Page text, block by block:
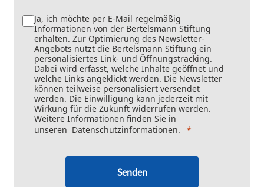
Ja, ich möchte per E-Mail regelmäßig
Informationen von der Bertelsmann Stiftung
erhalten. Zur Optimierung des Newsletter-
Angebots nutzt die Bertelsmann Stiftung ein
personalisiertes Link- und Öffnungstracking.
Dabei wird erfasst, welche Inhalte geöffnet und
welche Links angeklickt werden. Die Newsletter
können teilweise personalisiert versendet
werden. Die Einwilligung kann jederzeit mit
Wirkung für die Zukunft widerrufen werden.
Weitere Informationen finden Sie in
unseren Datenschutzinformationen.
Senden